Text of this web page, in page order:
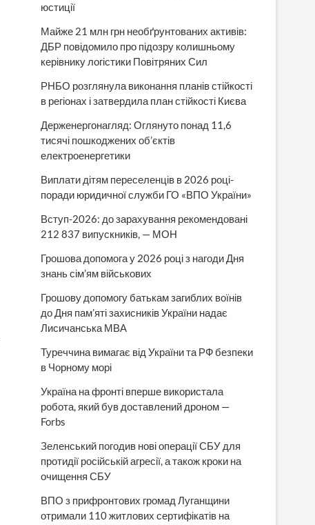
юстиції
Майже 21 млн грн необґрунтованих активів:
ДБР повідомило про підозру колишньому
керівнику логістики Повітряних Сил
РНБО розглянула виконання планів стійкості
в регіонах і затвердила план стійкості Києва
Держенергонагляд: Оглянуто понад 11,6
тисячі пошкоджених об’єктів
електроенергетики
Виплати дітям переселенців в 2026 році-
поради юридичної служби ГО «ВПО України»
Вступ-2026: до зарахування рекомендовані
212 837 випускників, — МОН
Грошова допомога у 2026 році з нагоди Дня
знань сім’ям військових
Грошову допомогу батькам загиблих воїнів
до Дня пам’яті захисників України надає
Лисичанська МВА
Туреччина вимагає від України та РФ безпеки
в Чорному морі
Україна на фронті вперше використала
робота, який був доставлений дроном —
Forbs
Зеленський погодив нові операції СБУ для
протидії російській агресії, а також кроки на
очищення СБУ
ВПО з прифронтових громад Луганщини
отримали 110 житлових сертифікатів на